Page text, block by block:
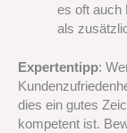
es oft auch
als
Expertentipp:
dies ein gutes
kompetent ist.